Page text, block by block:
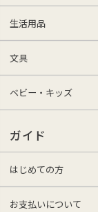
生活用品
文具
ベビー・キッズ
ガイド
はじめての方
お支払いについて